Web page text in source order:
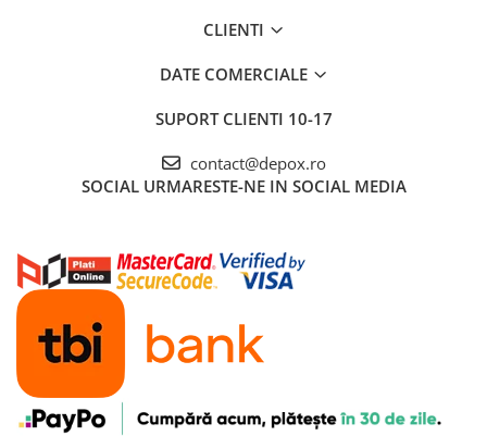
CLIENTI
DATE COMERCIALE
SUPORT CLIENTI 10-17
contact@depox.ro
SOCIAL URMARESTE-NE IN SOCIAL MEDIA